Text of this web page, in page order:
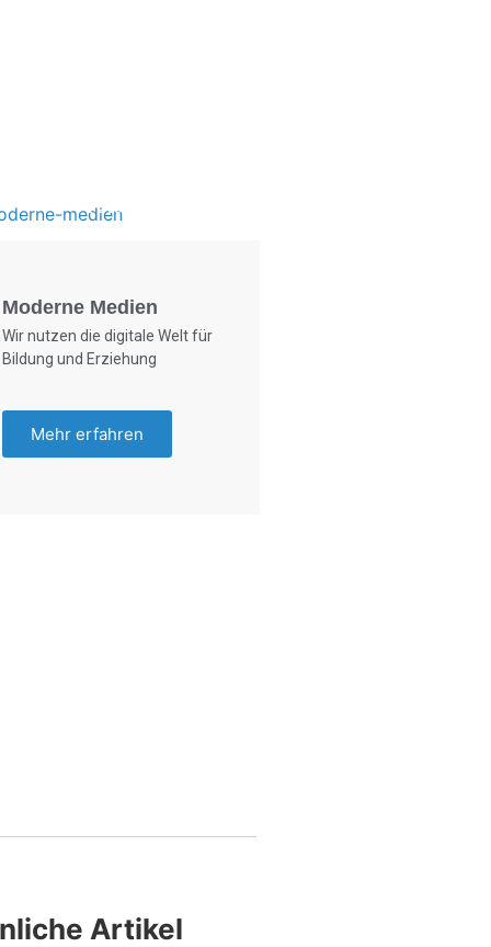
Foto: KGA CC BY NC
Moderne Medien
Wir nutzen die digitale Welt für
Bildung und Erziehung
Mehr erfahren
Artikel